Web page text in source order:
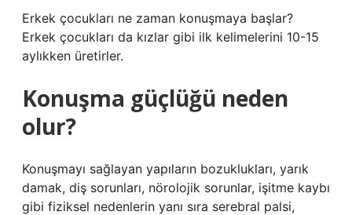
Erkek çocukları ne zaman konuşmaya başlar?
Erkek çocukları da kızlar gibi ilk kelimelerini 10-15
aylıkken üretirler.
Konuşma güçlüğü neden
olur?
Konuşmayı sağlayan yapıların bozuklukları, yarık
damak, diş sorunları, nörolojik sorunlar, işitme kaybı
gibi fiziksel nedenlerin yanı sıra serebral palsi,